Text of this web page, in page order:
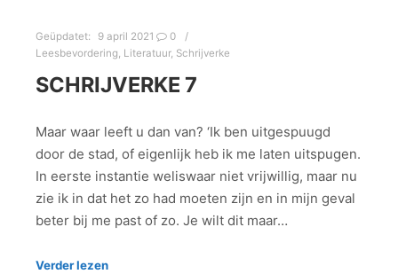
Geüpdatet: 9 april 2021
0
Leesbevordering Literatuur, Schrijverke
SCHRIJVERKE 7
Maar waar leeft u dan van? ‘Ik ben uitgespuugd
door de stad, of eigenlijk heb ik me laten uitspugen.
In eerste instantie weliswaar niet vrijwillig, maar nu
zie ik in dat het zo had moeten zijn en in mijn geval
beter bij me past of zo. Je wilt dit maar…
Verder lezen